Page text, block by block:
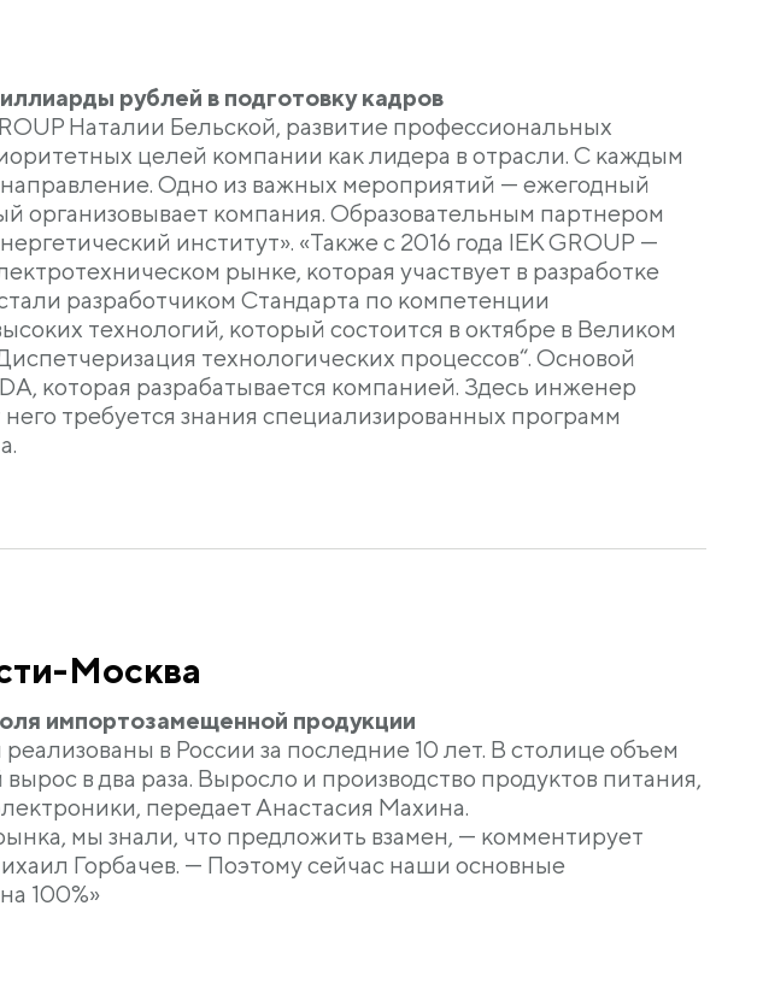
рублей в подготовку кадров
Наталии Бельской, развитие профессиональных
целей компании как лидера в отрасли. С каждым
направление. Одно из важных мероприятий — ежегодный
организовывает компания. Образовательным партнером
институт». «Также с 2016 года IEK GROUP —
рынке, которая участвует в разработке
разработчиком Стандарта по компетенции
технологий, который состоится в октябре в Великом
технологических процессов“. Основой
которая разрабатывается компанией. Здесь инженер
требуется знания специализированных программ
Москва
импортозамещенной продукции
в России за последние 10 лет. В столице объем
в два раза. Выросло и производство продуктов питания,
передает Анастасия Махина.
мы знали, что предложить взамен, — комментирует
Горбачев. — Поэтому сейчас наши основные
100%»